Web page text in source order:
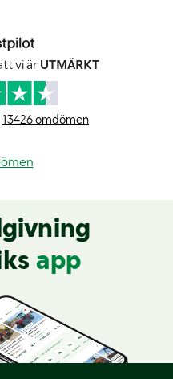
vi är UTMÄRKT
13426 omdömen
app